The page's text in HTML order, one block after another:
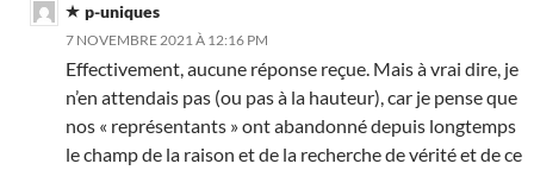
p-uniques
7 NOVEMBRE 2021 À 12:16 PM
Effectivement, aucune réponse reçue. Mais à vrai dire, je
n’en attendais pas (ou pas à la hauteur), car je pense que
nos « représentants » ont abandonné depuis longtemps
le champ de la raison et de la recherche de vérité et de ce